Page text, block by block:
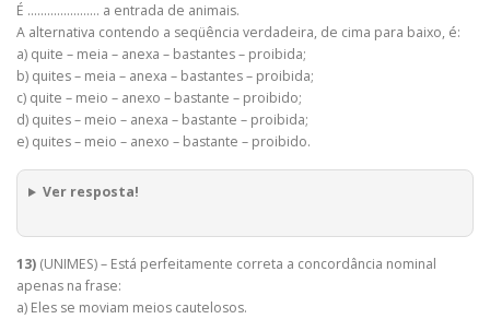
É …………………. a entrada de animais.
A alternativa contendo a seqüência verdadeira, de cima para baixo, é:
a) quite – meia – anexa – bastantes – proibida;
b) quites – meia – anexa – bastantes – proibida;
c) quite – meio – anexo – bastante – proibido;
d) quites – meio – anexa – bastante – proibida;
e) quites – meio – anexo – bastante – proibido.
Ver resposta!
13) (UNIMES) – Está perfeitamente correta a concordância nominal
apenas na frase:
a) Eles se moviam meios cautelosos.